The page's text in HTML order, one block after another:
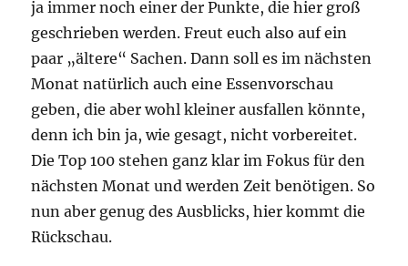
ja immer noch einer der Punkte, die hier groß
geschrieben werden. Freut euch also auf ein
paar „ältere“ Sachen. Dann soll es im nächsten
Monat natürlich auch eine Essenvorschau
geben, die aber wohl kleiner ausfallen könnte,
denn ich bin ja, wie gesagt, nicht vorbereitet.
Die Top 100 stehen ganz klar im Fokus für den
nächsten Monat und werden Zeit benötigen. So
nun aber genug des Ausblicks, hier kommt die
Rückschau.